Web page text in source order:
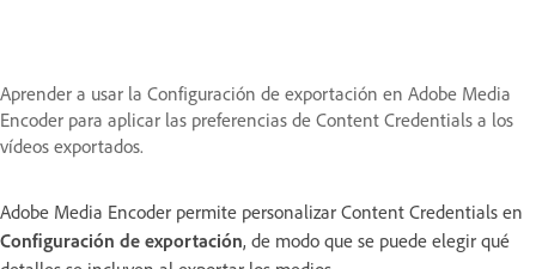
Aprender a usar la Configuración de exportación en Adobe Media
Encoder para aplicar las preferencias de Content Credentials a los
vídeos exportados.
Adobe Media Encoder permite personalizar Content Credentials en
Configuración de exportación, de modo que se puede elegir qué